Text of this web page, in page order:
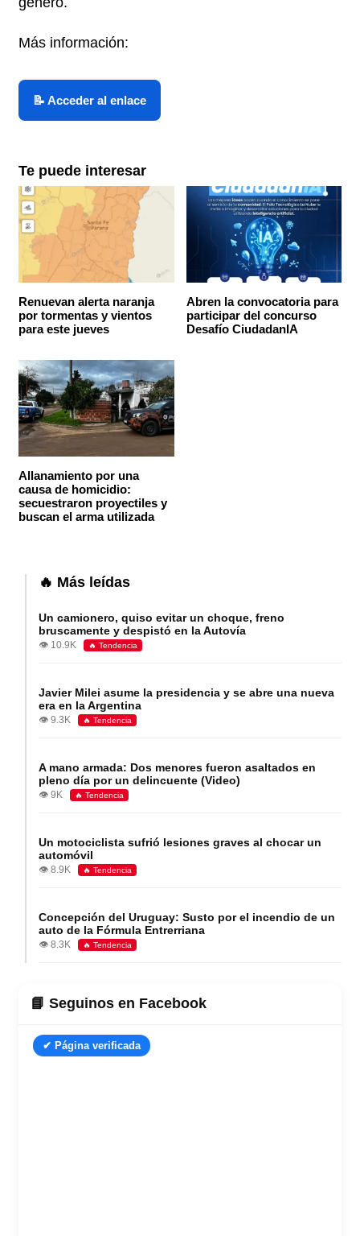
Más información:
Te puede interesar
Renuevan alerta naranja
por tormentas y vientos
para este jueves
Abren la convocatoria para
participar del concurso
Desafío CiudadanIA
Allanamiento por una
causa de homicidio:
secuestraron proyectiles y
buscan el arma utilizada
🔥 Más leídas
Un camionero, quiso evitar un choque, freno
bruscamente y despistó en la Autovía
👁️ 10.9K 🔥 Tendencia
Javier Milei asume la presidencia y se abre una nueva
era en la Argentina
👁️ 9.3K 🔥 Tendencia
A mano armada: Dos menores fueron asaltados en
pleno día por un delincuente (Video)
👁️ 9K 🔥 Tendencia
Un motociclista sufrió lesiones graves al chocar un
automóvil
👁️ 8.9K 🔥 Tendencia
Concepción del Uruguay: Susto por el incendio de un
auto de la Fórmula Entrerriana
👁️ 8.3K 🔥 Tendencia
📘 Seguinos en Facebook
✔ Página verificada